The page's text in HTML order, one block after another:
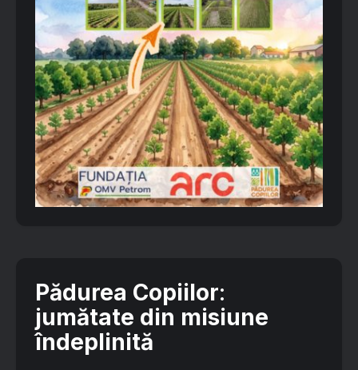
Pădurea Copiilor:
jumătate din misiune
îndeplinită